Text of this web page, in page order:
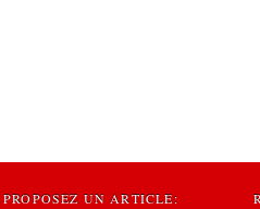
PROPOSEZ UN ARTICLE: